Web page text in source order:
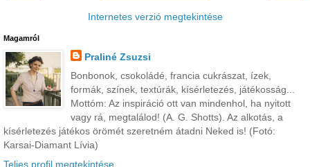
Internetes verzió megtekintése
Magamról
Praliné Zsuzsi
Bonbonok, csokoládé, francia cukrászat, ízek,
formák, színek, textúrák, kísérletezés, játékosság...
Mottóm: Az inspiráció ott van mindenhol, ha nyitott
vagy rá, megtalálod! (A. G. Shotts). Az alkotás, a
kísérletezés játékos örömét szeretném átadni Neked is! (Fotó:
Karsai-Diamant Lívia)
Teljes profil megtekintése